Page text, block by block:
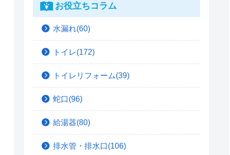
お役立ちコラム
水漏れ(60)
トイレ(172)
トイレリフォーム(39)
蛇口(96)
給湯器(80)
排水管・排水口(106)